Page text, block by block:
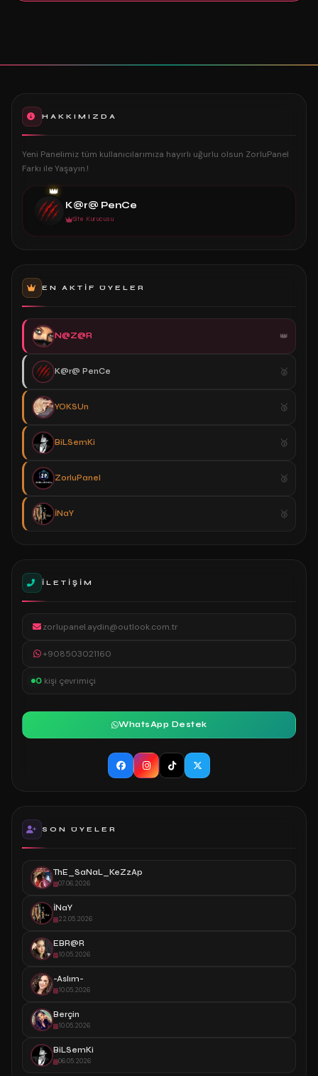
HAKKIMIZDA
Yeni Panelimiz tüm kullanıcılarımıza hayırlı uğurlu olsun ZorluPanel
Farkı ile Yaşayın.!
👑
K@r@ PenCe
Site Kurucusu
EN AKTIF ÜYELER
N@Z@R
K@r@ PenCe
YOKSUn
BiLSemKi
ZorluPanel
İNaY
İLETIŞIM
zorlupanel.aydin@outlook.com.tr
+908503021160
0 kişi çevrimiçi
WhatsApp Destek
SON ÜYELER
ThE_SaNaL_KeZzAp
07.06.2026
İNaY
22.05.2026
EBR@R
10.05.2026
-Aslım-
10.05.2026
Berçin
10.05.2026
BiLSemKi
06.05.2026